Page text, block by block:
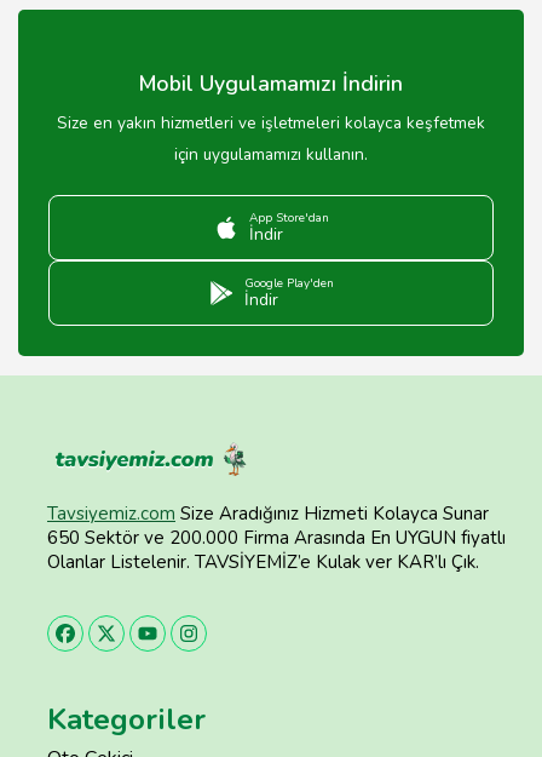
gibi malzemeler kullanılmaktadır.
Mobil Uygulamamızı İndirin
Size en yakın hizmetleri ve işletmeleri kolayca keşfetmek
için uygulamamızı kullanın.
App Store'dan
İndir
Google Play'den
İndir
Tavsiyemiz.com Size Aradığınız Hizmeti Kolayca Sunar
650 Sektör ve 200.000 Firma Arasında En UYGUN fiyatlı
Olanlar Listelenir. TAVSİYEMİZ’e Kulak ver KAR’lı Çık.
Kategoriler